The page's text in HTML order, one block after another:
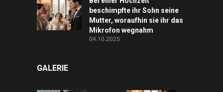
beschimpfte ihr Sohn seine
Mutter, woraufhin sie ihr das
Mikrofon wegnahm
04.10.2025
GALERIE